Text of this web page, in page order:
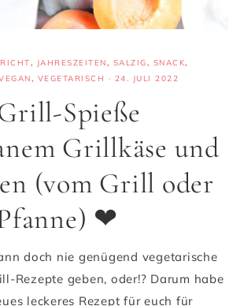
, JAHRESZEITEN, SALZIG, SNACK,
, VEGETARISCH · 24. JULI 2022
Spieße
Grillkäse und
(vom Grill oder
❤
doch nie genügend vegetarische
Rezepte geben, oder!? Darum habe
leckeres Rezept für euch für